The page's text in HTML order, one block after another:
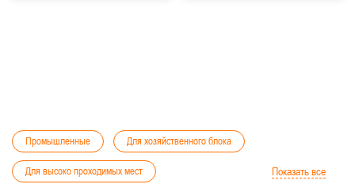
Промышленные Для хозяйственного блока
Для высоко проходимых мест Показать все